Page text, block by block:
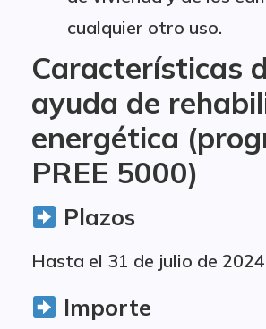
cualquier otro uso.
Características
ayuda de
energética
PREE 5000)
Plazos
Hasta el 31 de julio de
Importe